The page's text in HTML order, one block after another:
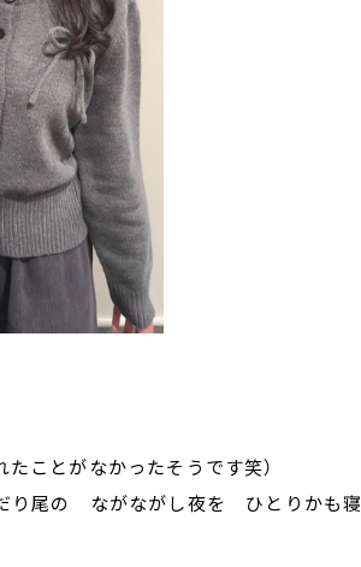
ことがなかったそうです笑）
り尾の ながながし夜を ひとりかも寝